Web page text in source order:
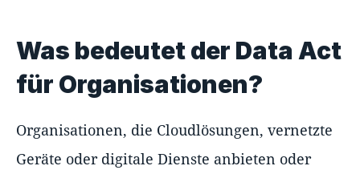
Was bedeutet der Data Act
für Organisationen?
Organisationen, die Cloudlösungen, vernetzte
Geräte oder digitale Dienste anbieten oder